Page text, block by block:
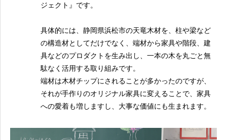
ジェクト』です。
具体的には、静岡県浜松市の天竜木材を、柱や梁など
の構造材としてだけでなく、端材から家具や階段、建
具などのプロダクトを生み出し、一本の木を丸ごと無
駄なく活用する取り組みです。
端材は木材チップにされることが多かったのですが、
それが手作りのオリジナル家具に変えることで、家具
への愛着も増しますし、大事な価値にも生まれます。